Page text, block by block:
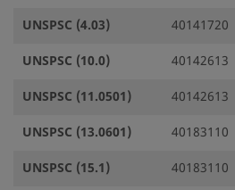
UNSPSC (4.03)
40141720
UNSPSC (10.0)
40142613
UNSPSC (11.0501)
40142613
UNSPSC (13.0601)
40183110
UNSPSC (15.1)
40183110